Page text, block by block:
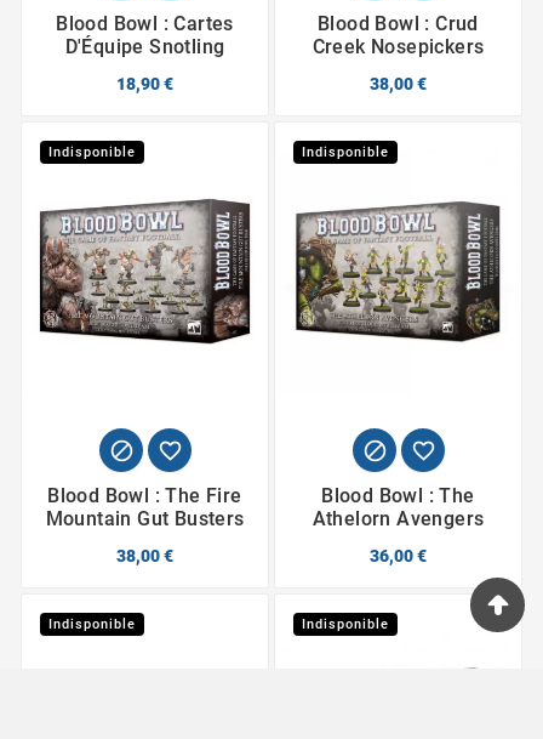
Blood Bowl : Cartes
D'Équipe Snotling
18,90 €
Blood Bowl : Crud
Creek Nosepickers
38,00 €
Indisponible
 
Blood Bowl : The Fire
Mountain Gut Busters
38,00 €
Indisponible
 
Blood Bowl : The
Athelorn Avengers
36,00 €
Indisponible Indisponible